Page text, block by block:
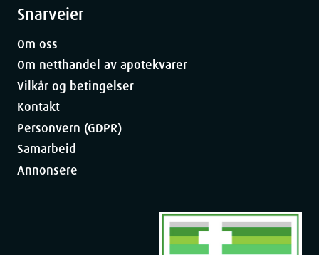
Snarveier
Om oss
Om netthandel av apotekvarer
Vilkår og betingelser
Kontakt
Personvern (GDPR)
Samarbeid
Annonsere